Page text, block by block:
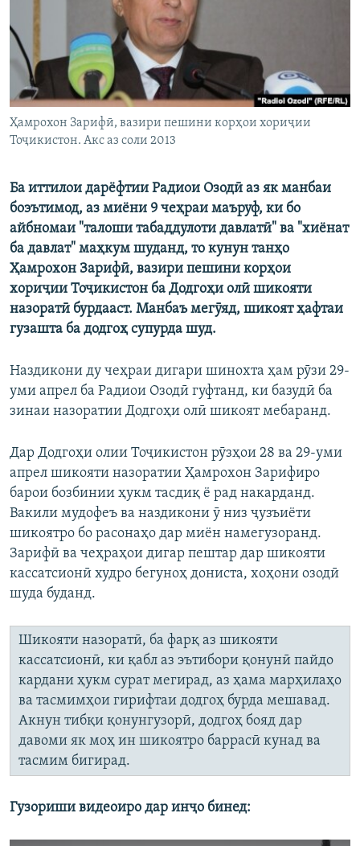
ГУЗОРИШҲОИ РАДИОӢ
Русский
ПАЙГИРӢ КУНЕД
Ҳамаи сомонаҳои RFE/RL
Ҳамрохон Зарифӣ, вазири пешини корҳои хориҷии
Тоҷикистон. Акс аз соли 2013
Ба иттилои дарёфтии Радиои Озодӣ аз як манбаи
боэътимод, аз миёни 9 чеҳраи маъруф, ки бо
айбномаи "талоши табаддулоти давлатӣ" ва "хиёнат
ба давлат" маҳкум шуданд, то кунун танҳо
Ҳамрохон Зарифӣ, вазири пешини корҳои
хориҷии Тоҷикистон ба Додгоҳи олӣ шикояти
назоратӣ бурдааст. Манбаъ мегӯяд, шикоят ҳафтаи
гузашта ба додгоҳ супурда шуд.
Наздикони ду чеҳраи дигари шинохта ҳам рӯзи 29-
уми апрел ба Радиои Озодӣ гуфтанд, ки базудӣ ба
зинаи назоратии Додгоҳи олӣ шикоят мебаранд.
Дар Додгоҳи олии Тоҷикистон рӯзҳои 28 ва 29-уми
апрел шикояти назоратии Ҳамрохон Зарифиро
барои бозбинии ҳукм тасдиқ ё рад накарданд.
Вакили мудофеъ ва наздикони ӯ низ ҷузъиёти
шикоятро бо расонаҳо дар миён намегузоранд.
Зарифӣ ва чеҳраҳои дигар пештар дар шикояти
кассатсионӣ худро бегуноҳ дониста, хоҳони озодӣ
шуда буданд.
Шикояти назоратӣ, ба фарқ аз шикояти
кассатсионӣ, ки қабл аз эътибори қонунӣ пайдо
кардани ҳукм сурат мегирад, аз ҳама марҳилаҳо
ва тасмимҳои гирифтаи додгоҳ бурда мешавад.
Акнун тибқи қонунгузорӣ, додгоҳ бояд дар
давоми як моҳ ин шикоятро баррасӣ кунад ва
тасмим бигирад.
Гузориши видеоиро дар инҷо бинед: